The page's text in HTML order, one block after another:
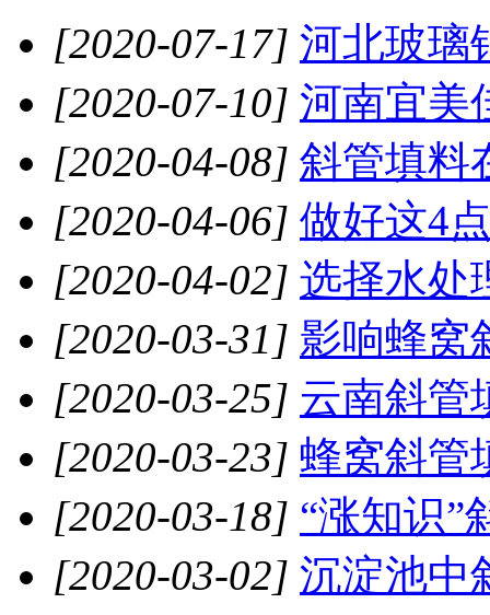
[2020-07-17] 河北玻璃
[2020-07-10] 河南宜美
[2020-04-08] 斜管填料
[2020-04-06] 做好这4
[2020-04-02] 选择水处
[2020-03-31] 影响蜂窝
[2020-03-25] 云南斜管
[2020-03-23] 蜂窝斜管
[2020-03-18] “涨知识”
[2020-03-02] 沉淀池中